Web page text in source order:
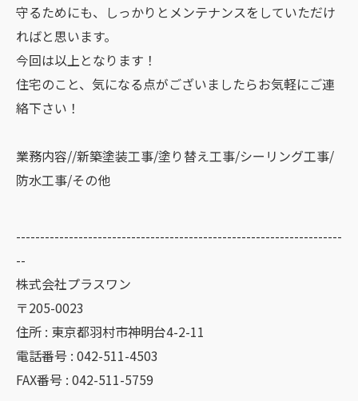
守るためにも、しっかりとメンテナンスをしていただけ
ればと思います。
今回は以上となります！
住宅のこと、気になる点がございましたらお気軽にご連
絡下さい！
業務内容//新築塗装工事/塗り替え工事/シーリング工事/
防水工事/その他
--------------------------------------------------------------------
--
株式会社プラスワン
〒205-0023
住所 : 東京都羽村市神明台4-2-11
電話番号 : 042-511-4503
FAX番号 : 042-511-5759